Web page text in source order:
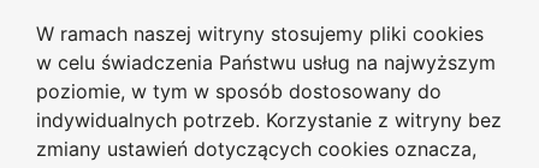
W ramach naszej witryny stosujemy pliki cookies
w celu świadczenia Państwu usług na najwyższym
poziomie, w tym w sposób dostosowany do
indywidualnych potrzeb. Korzystanie z witryny bez
zmiany ustawień dotyczących cookies oznacza,
Przejdź do głównego menu
Przejdź do treści
Przejdź do wyszukiwarki
Przejdź do mapy serwisu
Biblioteka Uniwersytecka
Uniwersytetu Jana Długosza
w Częstochowie